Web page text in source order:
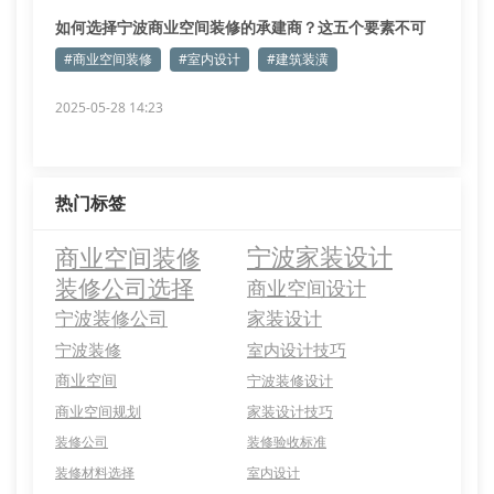
如何选择宁波商业空间装修的承建商？这五个要素不可
忽视
#商业空间装修 #室内设计 #建筑装潢
2025-05-28 14:23
热门标签
商业空间装修 宁波家装设计
装修公司选择 商业空间设计
宁波装修公司 家装设计
宁波装修 室内设计技巧
商业空间
宁波装修设计
商业空间规划
家装设计技巧
装修公司
装修验收标准
装修材料选择
室内设计